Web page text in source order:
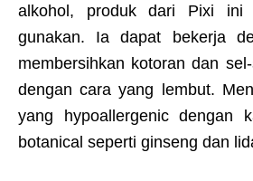
alkohol, produk dari Pixi ini
gunakan. Ia dapat bekerja
membersihkan kotoran dan
dengan cara yang lembut.
yang hypoallergenic dengan
botanical seperti ginseng dan